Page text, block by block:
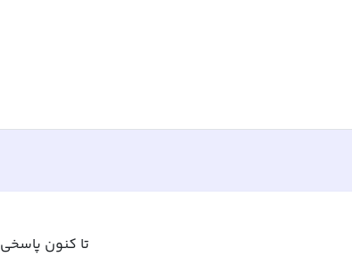
تا کنون